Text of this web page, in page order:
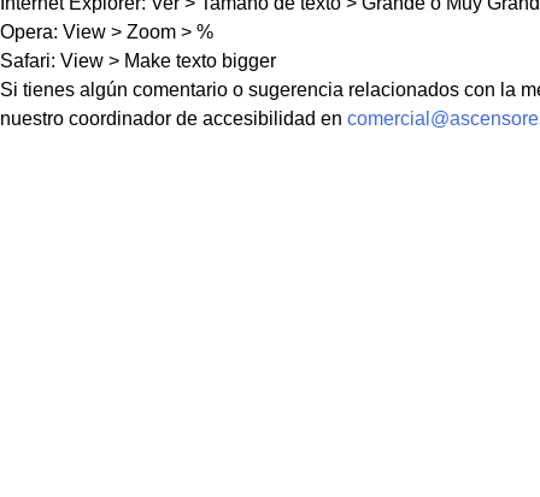
Opera: View > Zoom > %
Safari: View > Make texto bigger
Si tienes algún comentario o sugerencia relacionados con la
nuestro coordinador de accesibilidad en